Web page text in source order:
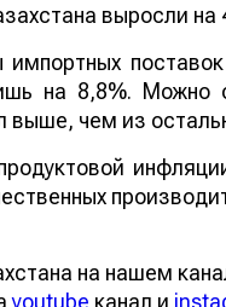
выросли на
на 8,8%. Можно
выше, чем из
на нашем
youtube канал и